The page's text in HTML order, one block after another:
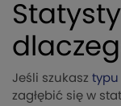
Jeśli szukasz typu
zagłębić się w